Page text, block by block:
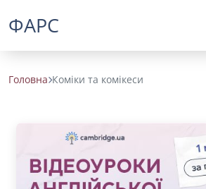
ФАРС
Головна Коміки та комікеси